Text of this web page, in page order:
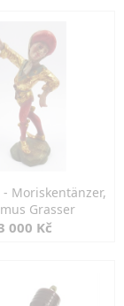
Moriskentänzer,
Grasser
000 Kč